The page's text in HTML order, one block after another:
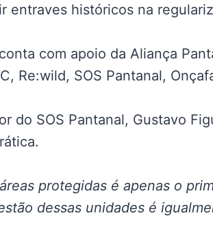
entraves históricos na
com apoio da Aliança
Re:wild, SOS Pantanal,
do SOS Pantanal, Gustavo
protegidas é apenas o
dessas unidades é